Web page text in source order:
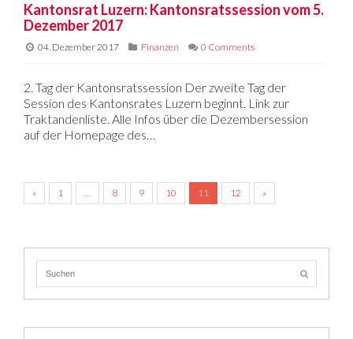
Kantonsrat Luzern: Kantonsratssession vom 5.
Dezember 2017
04. Dezember 2017 Finanzen 0 Comments
2. Tag der Kantonsratssession Der zweite Tag der
Session des Kantonsrates Luzern beginnt. Link zur
Traktandenliste. Alle Infos über die Dezembersession
auf der Homepage des…
« 1 … 8 9 10 11 12 »